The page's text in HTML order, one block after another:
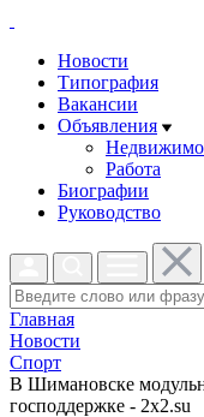
Новости
Типография
Вакансии
Объявления
Работа
Биографии
Руководство
Главная
Новости
Спорт
В Шимановске
господдержке - 2x2.su